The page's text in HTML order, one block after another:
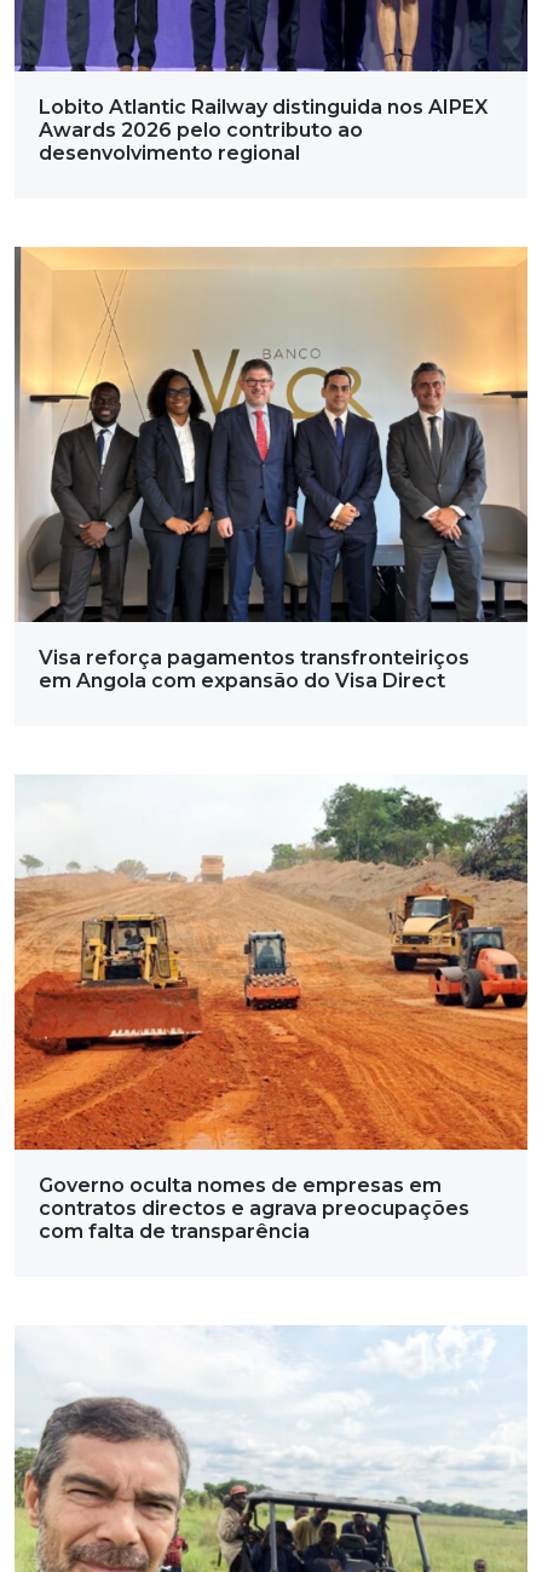
Lobito Atlantic Railway distinguida nos AIPEX
Awards 2026 pelo contributo ao
desenvolvimento regional
Visa reforça pagamentos transfronteiriços
em Angola com expansão do Visa Direct
Governo oculta nomes de empresas em
contratos directos e agrava preocupações
com falta de transparência